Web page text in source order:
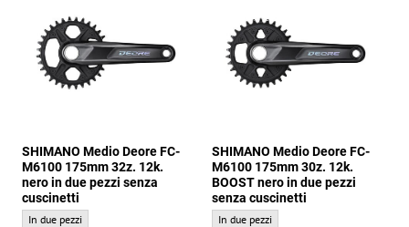
SHIMANO Medio Deore FC-
M6100 175mm 32z. 12k.
nero in due pezzi senza
cuscinetti
SHIMANO Medio Deore FC-M6100 175mm 32z. 12k. nero in due pezzi senza
In due pezzi
SHIMANO Medio Deore FC-
M6100 175mm 30z. 12k.
BOOST nero in due pezzi
senza cuscinetti
SHIMANO Medio Deore FC-M6100
In due pezzi